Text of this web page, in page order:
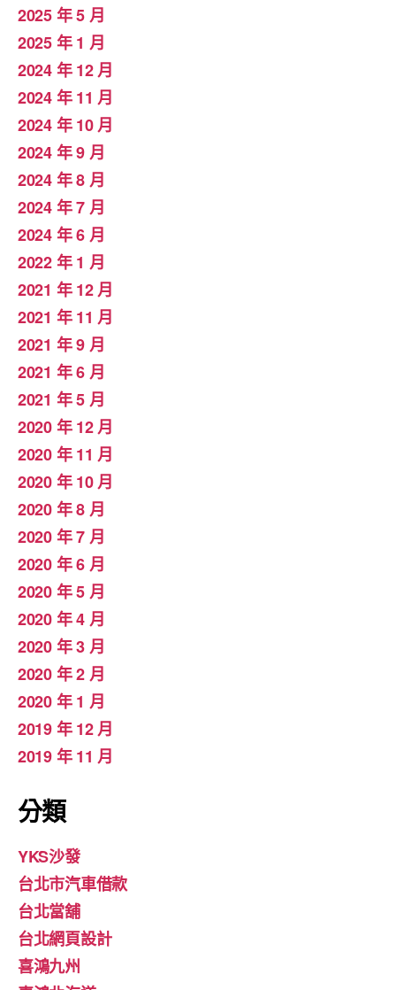
2025 年 5 月
2025 年 1 月
2024 年 12 月
2024 年 11 月
2024 年 10 月
2024 年 9 月
2024 年 8 月
2024 年 7 月
2024 年 6 月
2022 年 1 月
2021 年 12 月
2021 年 11 月
2021 年 9 月
2021 年 6 月
2021 年 5 月
2020 年 12 月
2020 年 11 月
2020 年 10 月
2020 年 8 月
2020 年 7 月
2020 年 6 月
2020 年 5 月
2020 年 4 月
2020 年 3 月
2020 年 2 月
2020 年 1 月
2019 年 12 月
2019 年 11 月
分類
YKS沙發
台北市汽車借款
台北當舖
台北網頁設計
喜鴻九州